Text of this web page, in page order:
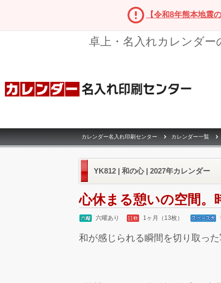
【令和8年熊本地震
卓上・名入れカレンダ
カレンダー名入れ印刷センター カレンダー一覧
YK812 | 和の心 | 2027年カレンダー
心休まる憩いの空間。
六曜あり 1ヶ月（13枚）
和が感じられる瞬間を切り取っ